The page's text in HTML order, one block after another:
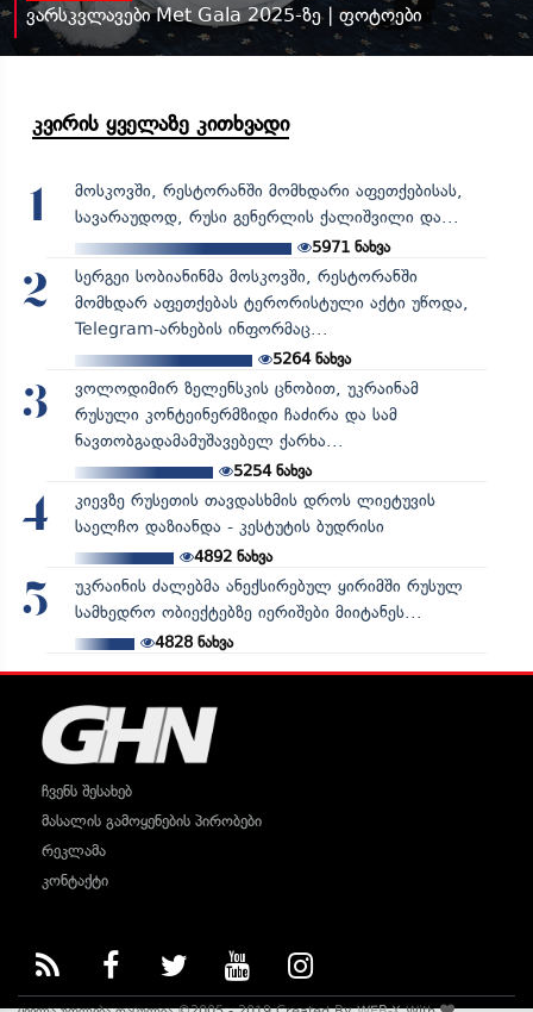
ვარსკვლავები Met Gala 2025-ზე | ფოტოები
კვირის ყველაზე კითხვადი
1
მოსკოვში, რესტორანში მომხდარი აფეთქებისას,
სავარაუდოდ, რუსი გენერლის ქალიშვილი და...
5971 ნახვა
2
სერგეი სობიანინმა მოსკოვში, რესტორანში
მომხდარ აფეთქებას ტერორისტული აქტი უწოდა,
Telegram-არხების ინფორმაც...
5264ნახვა
3
ვოლოდიმირ ზელენსკის ცნობით, უკრაინამ
რუსული კონტეინერმზიდი ჩაძირა და სამ
ნავთობგადამამუშავებელ ქარხა...
5254ნახვა
4
კიევზე რუსეთის თავდასხმის დროს ლიეტუვის
საელჩო დაზიანდა - კესტუტის ბუდრისი
4892ნახვა
5
უკრაინის ძალებმა ანექსირებულ ყირიმში რუსულ
სამხედრო ობიექტებზე იერიშები მიიტანეს...
4828ნახვა
ჩვენს შესახებ
მასალის გამოყენების პირობები
რეკლამა
კონტაქტი